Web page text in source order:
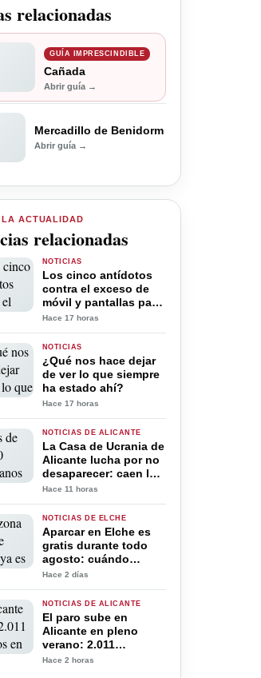
relacionadas
GUÍA IMPRESCINDIBLE
Cañada
Abrir guía →
Mercadillo de Benidorm
Abrir guía →
LA ACTUALIDAD
relacionadas
NOTICIAS
Los cinco antídotos
contra el exceso de
móvil y pantallas para
la desconexión digital
Hace 17 horas
NOTICIAS
¿Qué nos hace dejar
de ver lo que siempre
ha estado ahí?
Hace 17 horas
NOTICIAS DE ALICANTE
La Casa de Ucrania de
Alicante lucha por no
desaparecer: caen las
ayudas y el
cuatro años de guerra
Hace 11 horas
NOTICIAS DE ELCHE
Aparcar en Elche es
gratis durante todo
agosto: cuándo
vuelve a cobrarse la
Hace 2 días
NOTICIAS DE ALICANTE
El paro sube en
Alicante en pleno
verano: 2.011
desempleados más
Hace 2 horas